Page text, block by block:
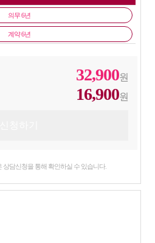
의무 6년
계약 6년
32,900원
16,900원
상담신청을 통해 확인하실 수 있습니다.